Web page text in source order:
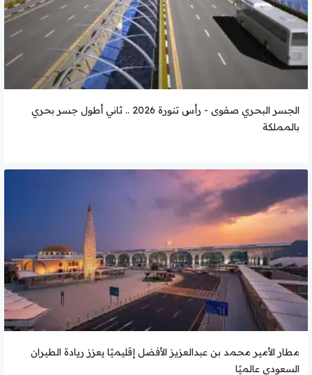
الجسر البحري صفوى - رأس تنورة 2026 .. ثاني أطول جسر بحري
بالمملكة
مطار الأمير محمد بن عبدالعزيز الأفضل إقليميًا يعزز ريادة الطيران
السعودي عالميًا